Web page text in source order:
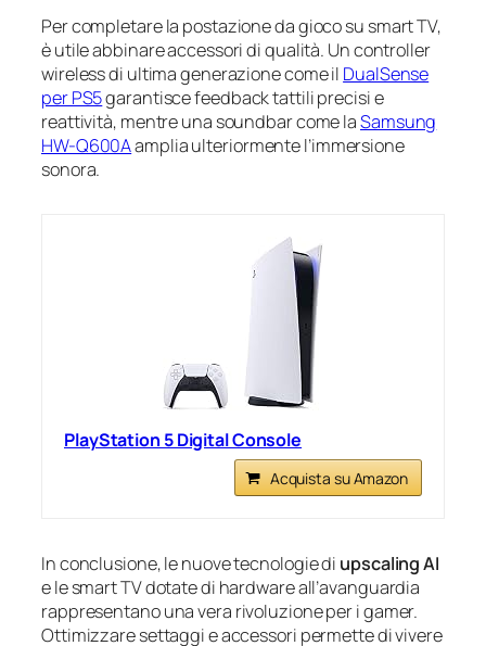
Per completare la postazione da gioco su smart TV,
è utile abbinare accessori di qualità. Un controller
wireless di ultima generazione come il DualSense
per PS5garantisce feedback tattili precisi e
reattività, mentre una soundbar come laSamsung
HW-Q600Aamplia ulteriormente l’immersione
sonora.
PlayStation 5 Digital Console
Acquista su Amazon
In conclusione, le nuove tecnologie di upscaling AI
e le smart TV dotate di hardware all’avanguardia
rappresentano una vera rivoluzione per i gamer.
Ottimizzare settaggi e accessori permette di vivere